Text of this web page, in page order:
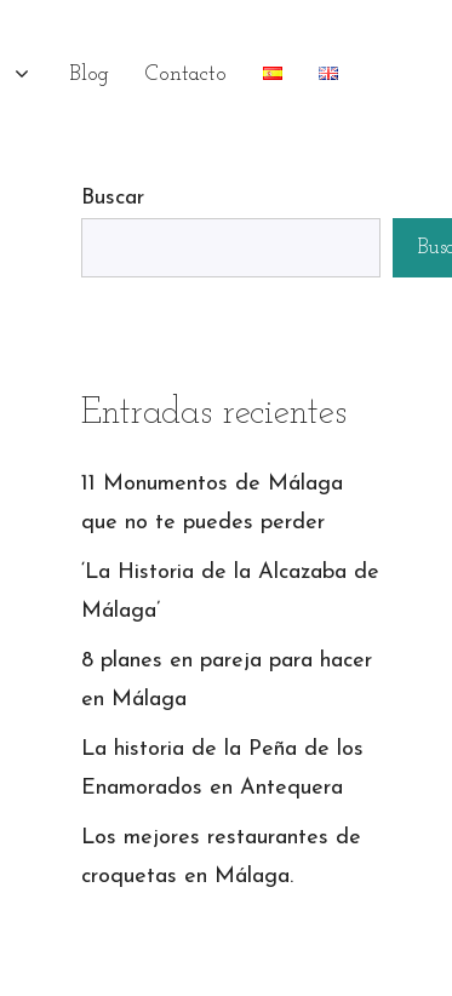
Blog Contacto
Buscar
Entradas recientes
11 Monumentos de Málaga
que no te puedes perder
‘La Historia de la Alcazaba de
Málaga’
8 planes en pareja para hacer
en Málaga
La historia de la Peña de los
Enamorados en Antequera
Los mejores restaurantes de
croquetas en Málaga.